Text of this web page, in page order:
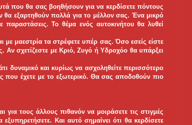
που θα σας βοηθήσουν για να κερδίσετε πόντους
εξαρτηθούν πολλά για το μέλλον σας. Ένα μικρό
παραστάσεις. Το θέμα ενός αυτοκινήτου θα λυθεί
με μαεστρία τα στρέφετε υπέρ σας. Όσο εσείς είστε
σχετίζεστε με Κριό, Ζυγό ή Υδροχόο θα υπάρξει
δυναμικό και κυρίως να ασχοληθείτε περισσότερο
που έχετε με το εξωτερικό. Θα σας αποδοθούν πιο
για τους άλλους πιθανόν να μοιράσετε τις στιγμές
Και αυτό σημαίνει ότι θα κερδίσετε